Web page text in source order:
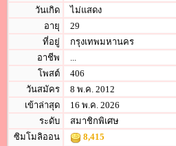
วันเกิด
ไม่แสดง
อายุ
29
ที่อยู่
กรุงเทพมหานคร
อาชีพ
...
โพสต์
406
วันสมัคร
8 พ.ค. 2012
เข้าล่าสุด
16 พ.ค. 2026
ระดับ
สมาชิกพิเศษ
ซิมโมลิออน
8,415